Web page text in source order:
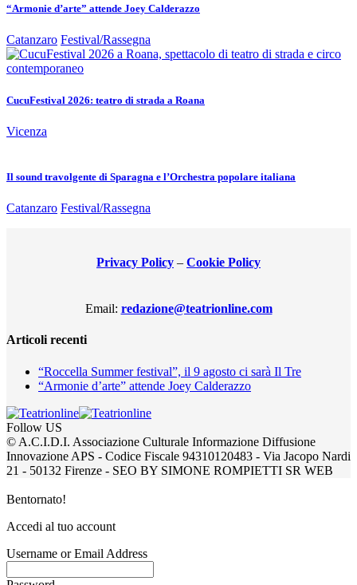
“Armonie d’arte” attende Joey Calderazzo
Catanzaro Festival/Rassegna
CucuFestival 2026: teatro di strada a Roana
Vicenza
Il sound travolgente di Sparagna e l’Orchestra popolare italiana
Catanzaro Festival/Rassegna
Privacy Policy – Cookie Policy
Email: redazione@teatrionline.com
Articoli recenti
“Roccella Summer festival”, il 9 agosto ci sarà Il Tre
“Armonie d’arte” attende Joey Calderazzo
Follow US
© A.C.I.D.I. Associazione Culturale Informazione Diffusione
Innovazione APS - Codice Fiscale 94310120483 - Via Jacopo Nardi
21 - 50132 Firenze - SEO BY SIMONE ROMPIETTI SR WEB
Bentornato!
Accedi al tuo account
Username or Email Address